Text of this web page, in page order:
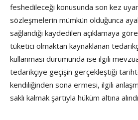
feshedileceği konusunda son kez
sözleşmelerin mümkün olduğunca
sağlandığı kaydedilen açıklamaya
tüketici olmaktan kaynaklanan
kullanması durumunda ise ilgili
tedarikçiye geçişin gerçekleştiği
kendiliğinden sona ermesi, ilgili
saklı kalmak şartıyla hüküm altına